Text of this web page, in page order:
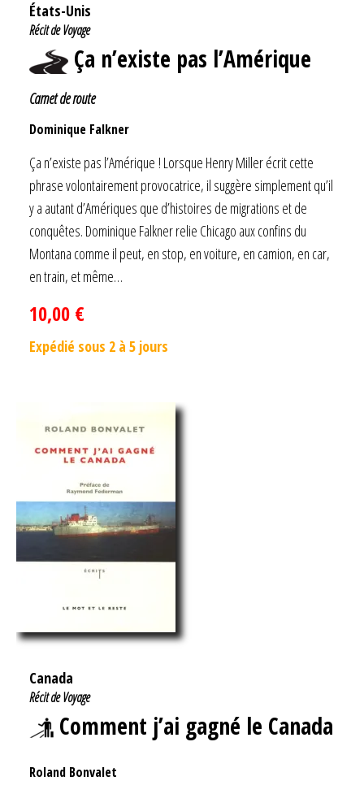
États-Unis
Récit de Voyage
Ça n’existe pas l’Amérique
Carnet de route
Dominique Falkner
Ça n’existe pas l’Amérique ! Lorsque Henry Miller écrit cette
phrase volontairement provocatrice, il suggère simplement qu’il
y a autant d’Amériques que d’histoires de migrations et de
conquêtes. Dominique Falkner relie Chicago aux confins du
Montana comme il peut, en stop, en voiture, en camion, en car,
en train, et même…
10,00 €
Expédié sous 2 à 5 jours
Canada
Récit de Voyage
Comment j’ai gagné le Canada
Roland Bonvalet